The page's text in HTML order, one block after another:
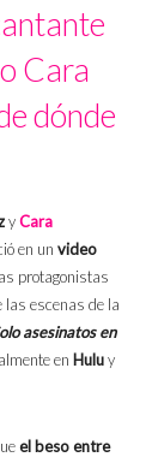
Cara
dónde
yCara
en un video
protagonistas
escenas de la
asesinatos en
en Huluy
el beso entre